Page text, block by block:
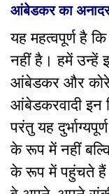
आंबेडकर का
यह महत्वपूर्ण है
नहीं है। हमें उन्हें
आंबेडकर और
आंबेडकरवादी इन
परंतु यह
के रूप में नहीं
के रूप में पहुंचते